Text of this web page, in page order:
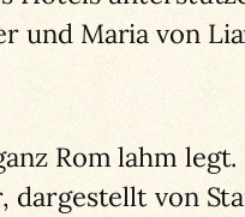
und Maria von
Rom lahm
dargestellt von